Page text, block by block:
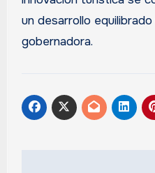
un desarrollo
gobernadora.